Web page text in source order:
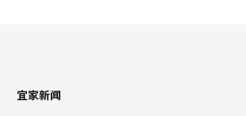
宜家新闻